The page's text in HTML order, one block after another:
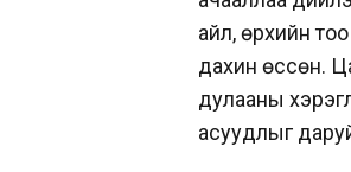
айл, өрхийн
дахин өссөн.
дулааны
асуудлыг